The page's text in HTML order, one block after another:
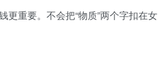
重要。不会把“物质”两个字扣在女